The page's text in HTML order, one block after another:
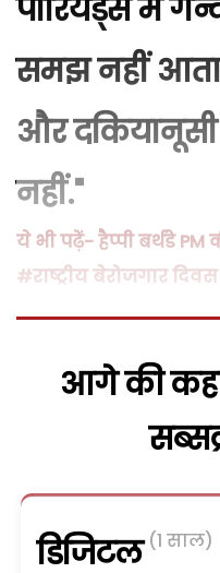
पीरियड्स में
समझ नहीं
और
नहीं."
ये भी पढ़ें- हैप्पी बर्थडे PM
#राष्ट्रीय बेरोजगार दिवस
आगे की
डिजिटल (1 साल)